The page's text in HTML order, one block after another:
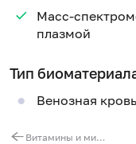
Масс-
плазмой
Тип
Венозная кровь
Витамины и микроэлементы, участвующие в регуляции функции щитовидной железы (I, Se, Mg, Cu, витамин B6)